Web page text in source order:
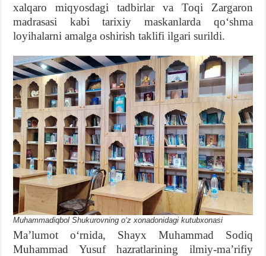
xalqaro miqyosdagi tadbirlar va Toqi Zargaron
madrasasi kabi tarixiy maskanlarda qoʻshma
loyihalarni amalga oshirish taklifi ilgari surildi.
Muhammadiqbol Shukurovning oʻz xonadonidagi kutubxonasi
Maʼlumot oʻrnida, Shayx Muhammad Sodiq
Muhammad Yusuf hazratlarining ilmiy-maʼrifiy